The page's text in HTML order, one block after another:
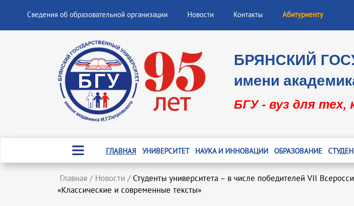
Сведения об образовательной организации Новости Контакты Абитуриенту
БРЯНСКИЙ
имени
БГУ - вуз для тех,
ГЛАВНАЯ УНИВЕРСИТЕТ НАУКА И ИННОВАЦИИ ОБРАЗОВАНИЕ
Главная / Новости / Студенты университета – в числе победителей VII
«Классические и современные тексты»